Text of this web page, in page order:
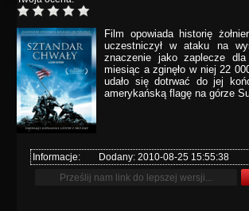
Film opowiada historię
uczestniczył w ataku na
znaczenie jako zaplecze
miesiąc a zginęło w niej 22
udało się dotrwać do jej
amerykańską flagę na górze
Informacje: Dodany: 2010-08-25 15:55:38